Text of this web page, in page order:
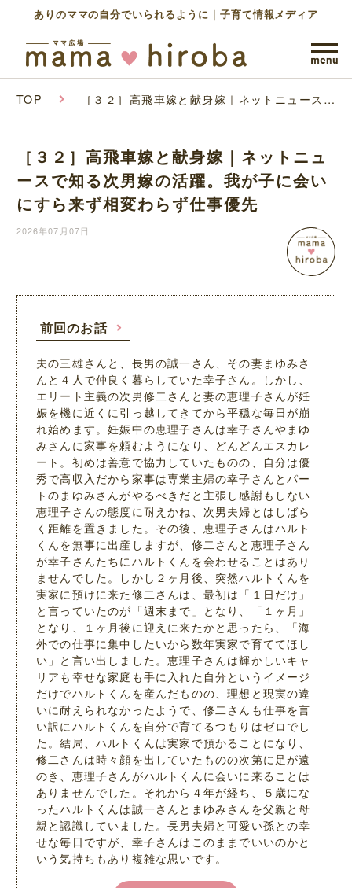
ありのママの自分でいられるように｜子育て情報メディア
TOP ［３２］高飛車嫁と献身嫁｜ネットニュースで
変わらず仕事優先
［３２］高飛車嫁と献身嫁｜ネットニュ
ースで知る次男嫁の活躍。我が子に会い
にすら来ず相変わらず仕事優先
2026年07月07日
前回のお話
夫の三雄さんと、長男の誠一さん、その妻まゆみさ
んと４人で仲良く暮らしていた幸子さん。しかし、
エリート主義の次男修二さんと妻の恵理子さんが妊
娠を機に近くに引っ越してきてから平穏な毎日が崩
れ始めます。妊娠中の恵理子さんは幸子さんやまゆ
みさんに家事を頼むようになり、どんどんエスカレ
ート。初めは善意で協力していたものの、自分は優
秀で高収入だから家事は専業主婦の幸子さんとパー
トのまゆみさんがやるべきだと主張し感謝もしない
恵理子さんの態度に耐えかね、次男夫婦とはしばら
く距離を置きました。その後、恵理子さんはハルト
くんを無事に出産しますが、修二さんと恵理子さん
が幸子さんたちにハルトくんを会わせることはあり
ませんでした。しかし２ヶ月後、突然ハルトくんを
実家に預けに来た修二さんは、最初は「１日だけ」
と言っていたのが「週末まで」となり、「１ヶ月」
となり、１ヶ月後に迎えに来たかと思ったら、「海
外での仕事に集中したいから数年実家で育ててほし
い」と言い出しました。恵理子さんは輝かしいキャ
リアも幸せな家庭も手に入れた自分というイメージ
だけでハルトくんを産んだものの、理想と現実の違
いに耐えられなかったようで、修二さんも仕事を言
い訳にハルトくんを自分で育てるつもりはゼロでし
た。結局、ハルトくんは実家で預かることになり、
修二さんは時々顔を出していたものの次第に足が遠
のき、恵理子さんがハルトくんに会いに来ることは
ありませんでした。それから４年が経ち、５歳にな
ったハルトくんは誠一さんとまゆみさんを父親と母
親と認識していました。長男夫婦と可愛い孫との幸
せな毎日ですが、幸子さんはこのままでいいのかと
いう気持ちもあり複雑な思いです。